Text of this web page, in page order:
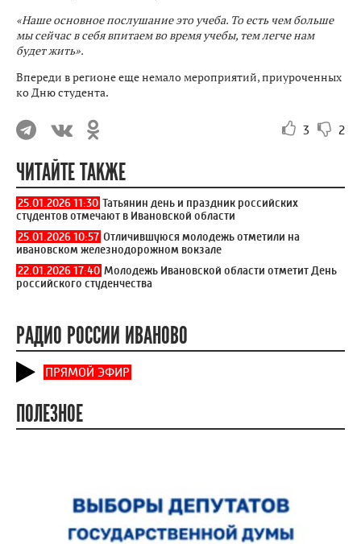
«Наше основное послушание это учеба. То есть чем больше
мы сейчас в себя впитаем во время учебы, тем легче нам
будет жить».
Впереди в регионе еще немало мероприятий, приуроченных
ко Дню студента.
3 2
ЧИТАЙТЕ ТАКЖЕ
25.01.2026 11:30 Татьянин день и праздник российских
студентов отмечают в Ивановской области
25.01.2026 10:57 Отличившуюся молодежь отметили на
ивановском железнодорожном вокзале
22.01.2026 17:40 Молодежь Ивановской области отметит День
российского студенчества
РАДИО РОССИИ ИВАНОВО
ПРЯМОЙ ЭФИР
ПОЛЕЗНОЕ